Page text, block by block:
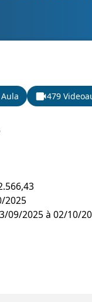
479
2025
09/2025 à 02/10/